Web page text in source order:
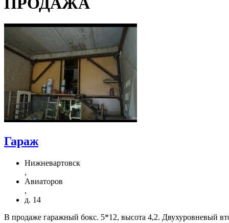
Гараж
Нижневартовск
,
Авиаторов
,
д. 14
В продаже гаражный бокс. 5*12, высота 4,2. Двухуровневый